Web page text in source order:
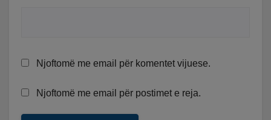
Njoftomë me email për komentet vijuese.
Njoftomë me email për postimet e reja.